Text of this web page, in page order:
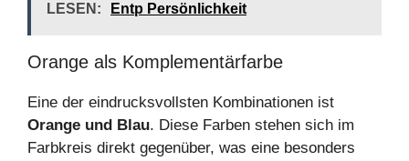
LESEN: Entp Persönlichkeit
Orange als Komplementärfarbe
Eine der eindrucksvollsten Kombinationen ist
Orange und Blau. Diese Farben stehen sich im
Farbkreis direkt gegenüber, was eine besonders